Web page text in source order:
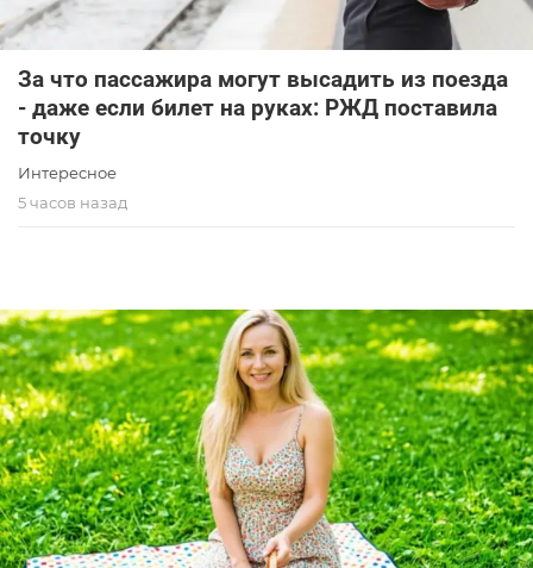
За что пассажира могут высадить из поезда
- даже если билет на руках: РЖД поставила
точку
Интересное
5 часов назад